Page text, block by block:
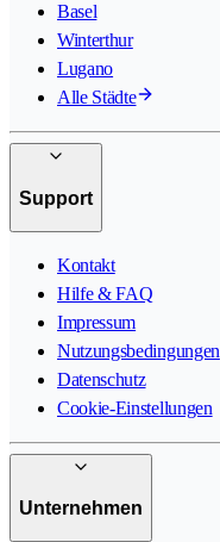
Basel
Winterthur
Lugano
Alle Städte
Support
Kontakt
Hilfe & FAQ
Impressum
Nutzungsbedingungen
Datenschutz
Cookie-Einstellungen
Unternehmen